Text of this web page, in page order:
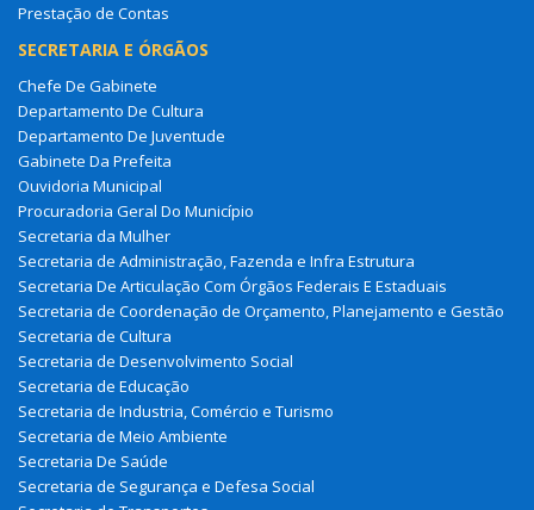
Prestação de Contas
SECRETARIA E ÓRGÃOS
Chefe De Gabinete
Departamento De Cultura
Departamento De Juventude
Gabinete Da Prefeita
Ouvidoria Municipal
Procuradoria Geral Do Município
Secretaria da Mulher
Secretaria de Administração, Fazenda e Infra Estrutura
Secretaria De Articulação Com Órgãos Federais E Estaduais
Secretaria de Coordenação de Orçamento, Planejamento e Gestão
Secretaria de Cultura
Secretaria de Desenvolvimento Social
Secretaria de Educação
Secretaria de Industria, Comércio e Turismo
Secretaria de Meio Ambiente
Secretaria De Saúde
Secretaria de Segurança e Defesa Social